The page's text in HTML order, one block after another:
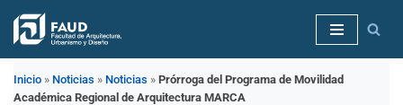
Saltar
contenido
Inicio » Noticias » Noticias » Prórroga del Programa de Movilidad
Académica Regional de Arquitectura MARCA